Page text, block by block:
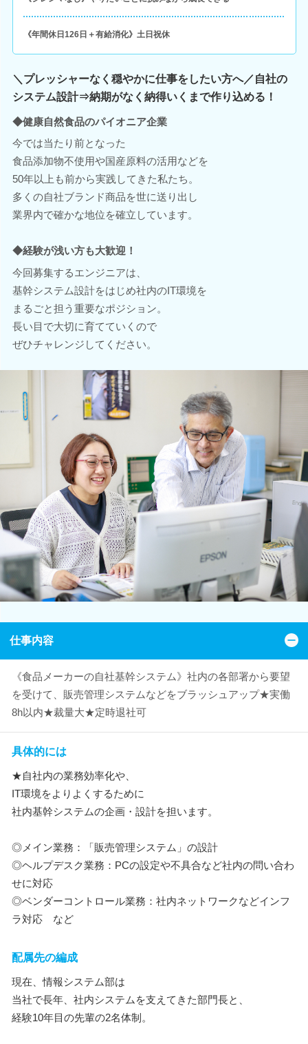
《年間休日126日＋有給消化》土日祝休
＼プレッシャーなく穏やかに仕事をしたい方へ／自社の
システム設計⇒納期がなく納得いくまで作り込める！
◆健康自然食品のパイオニア企業
今では当たり前となった
食品添加物不使用や国産原料の活用などを
50年以上も前から実践してきた私たち。
多くの自社ブランド商品を世に送り出し
業界内で確かな地位を確立しています。
◆経験が浅い方も大歓迎！
今回募集するエンジニアは、
基幹システム設計をはじめ社内のIT環境を
まるごと担う重要なポジション。
長い目で大切に育てていくので
ぜひチャレンジしてください。
仕事内容
《食品メーカーの自社基幹システム》社内の各部署から要望
を受けて、販売管理システムなどをブラッシュアップ★実働
8h以内★裁量大★定時退社可
具体的には
★自社内の業務効率化や、
IT環境をよりよくするために
社内基幹システムの企画・設計を担います。
◎メイン業務：「販売管理システム」の設計
◎ヘルプデスク業務：PCの設定や不具合など社内の問い合わ
せに対応
◎ベンダーコントロール業務：社内ネットワークなどインフ
ラ対応 など
配属先の編成
現在、情報システム部は
当社で長年、社内システムを支えてきた部門長と、
経験10年目の先輩の2名体制。